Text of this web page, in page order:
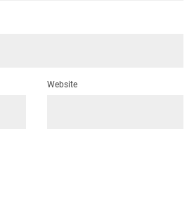
Website